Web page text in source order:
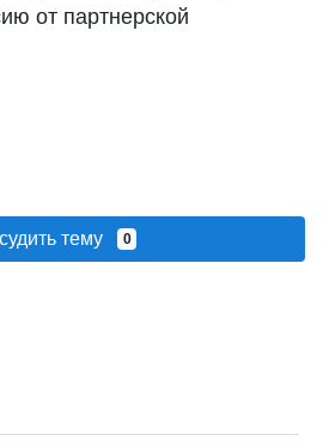
от партнерской
тему 0